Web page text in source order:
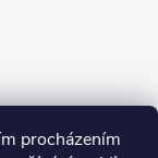
procházením